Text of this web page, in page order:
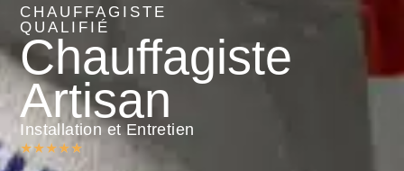
CHAUFFAGISTE
QUALIFIÉ
Chauffagiste
Artisan
Installation et Entretien
★★★★★